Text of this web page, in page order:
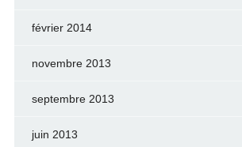
février 2014
novembre 2013
septembre 2013
juin 2013